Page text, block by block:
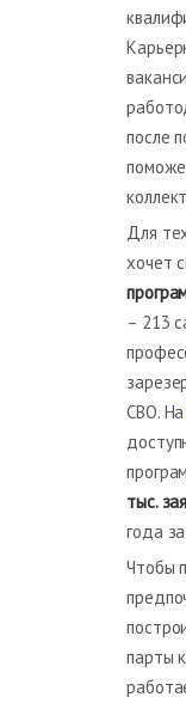
после
Для
хочет
– 213
СВО.
тыс.
года
Чтобы
парты